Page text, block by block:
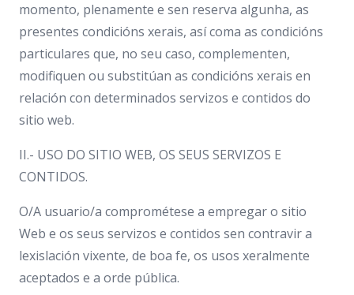
momento, plenamente e sen reserva algunha, as
presentes condicións xerais, así coma as condicións
particulares que, no seu caso, complementen,
modifiquen ou substitúan as condicións xerais en
relación con determinados servizos e contidos do
sitio web.
II.- USO DO SITIO WEB, OS SEUS SERVIZOS E
CONTIDOS.
O/A usuario/a comprométese a empregar o sitio
Web e os seus servizos e contidos sen contravir a
lexislación vixente, de boa fe, os usos xeralmente
aceptados e a orde pública.